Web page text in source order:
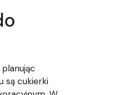
są cukierki